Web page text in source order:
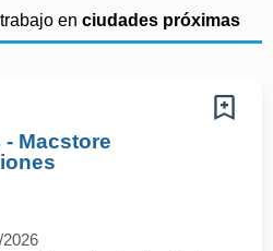
en ciudades próximas
- Macstore
2026